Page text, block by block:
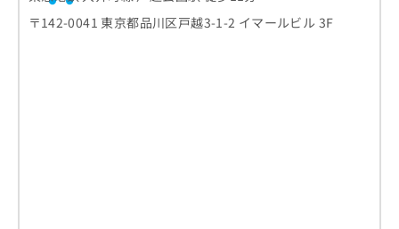
〒142-0041 東京都品川区戸越3-1-2 イマールビル 3F